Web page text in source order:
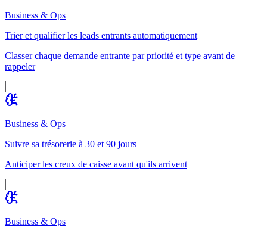
Business & Ops
Trier et qualifier les leads entrants automatiquement
Classer chaque demande entrante par priorité et type avant de
rappeler
Business & Ops
Suivre sa trésorerie à 30 et 90 jours
Anticiper les creux de caisse avant qu'ils arrivent
Business & Ops